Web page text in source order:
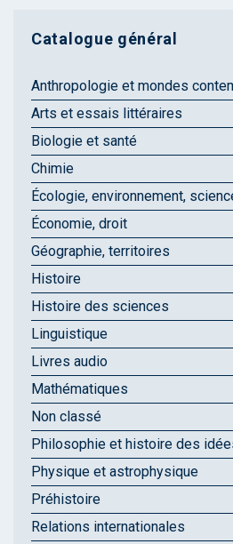
Catalogue général
Anthropologie et mondes
Arts et essais littéraires
Biologie et santé
Chimie
Écologie, environnement,
Économie, droit
Géographie, territoires
Histoire
Histoire des sciences
Linguistique
Livres audio
Mathématiques
Non classé
Philosophie et histoire des
Physique et astrophysique
Préhistoire
Relations internationales